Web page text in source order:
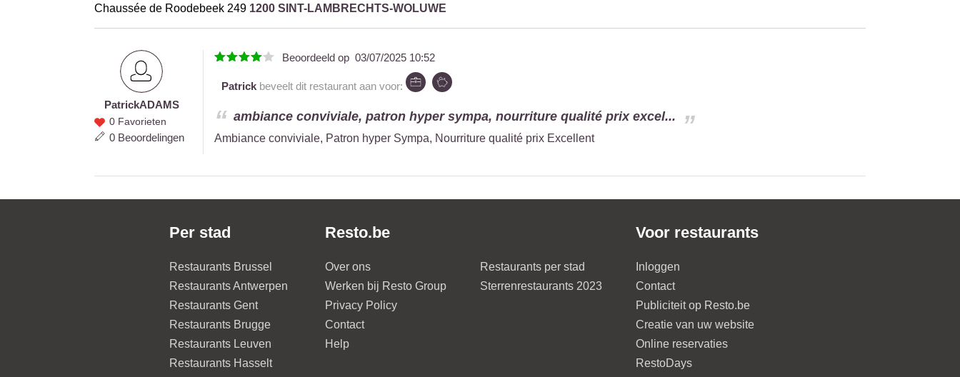
Chaussée de Roodebeek 249 1200 SINT-LAMBRECHTS-WOLUWE
Patrick
ADAMS
PatrickADAMS
0 Favorieten
0 Beoordelingen
Beoordeeld op 03/07/2025 10:52
Patrick beveelt dit restaurant aan voor:
ambiance conviviale, patron hyper sympa, nourriture qualité prix excel...
Ambiance conviviale, Patron hyper Sympa, Nourriture qualité prix Excellent
Per stad
Restaurants Brussel
Restaurants Antwerpen
Restaurants Gent
Restaurants Brugge
Restaurants Leuven
Restaurants Hasselt
Resto.be
Over ons
Werken bij Resto Group
Privacy Policy
Contact
Help
Restaurants per stad
Sterrenrestaurants 2023
Voor restaurants
Inloggen
Contact
Publiciteit op Resto.be
Creatie van uw website
Online reservaties
RestoDays